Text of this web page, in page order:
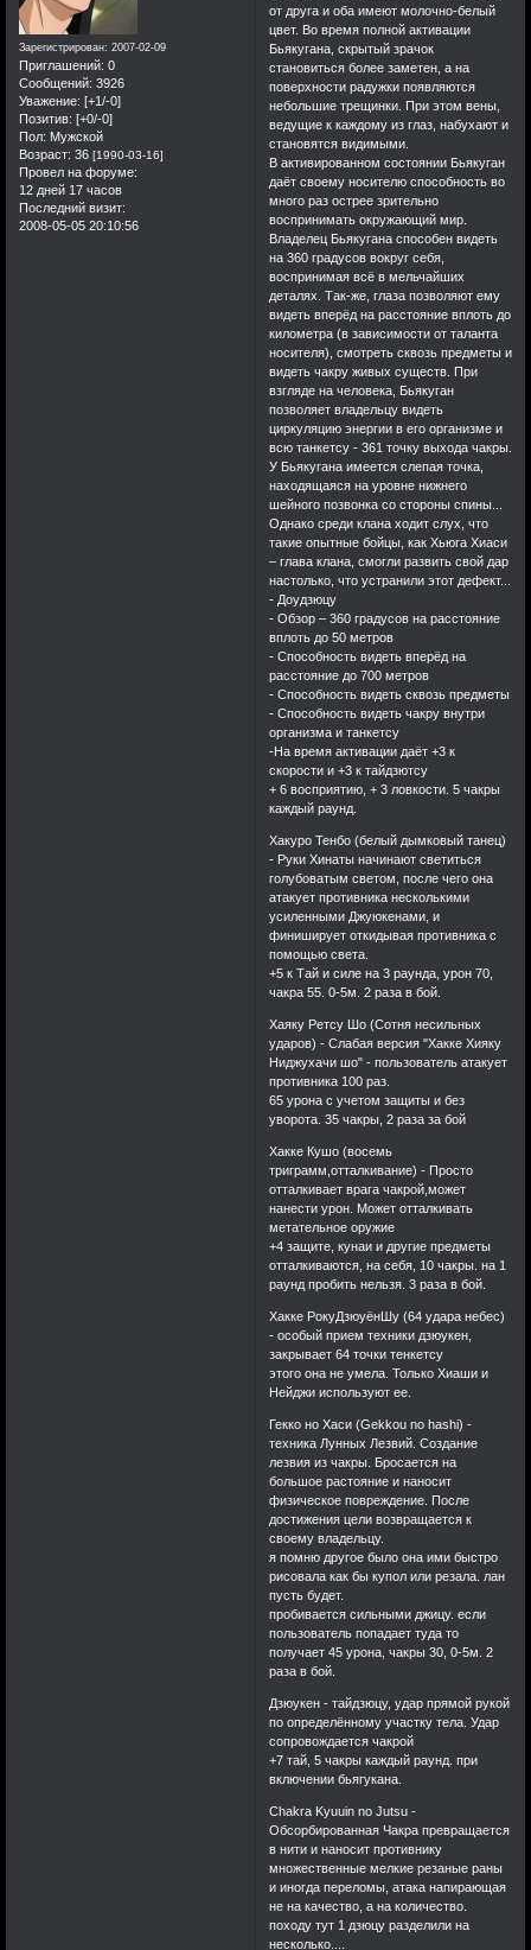
Зарегистрирован: 2007-02-09
Приглашений: 0
Сообщений: 3926
Уважение: [+1/-0]
Позитив: [+0/-0]
Пол: Мужской
Возраст: 36[1990-03-16]
Провел на форуме:
12 дней 17 часов
Последний визит:
2008-05-05 20:10:56
от друга и оба имеют молочно-белый
цвет. Во время полной активации
Бьякугана, скрытый зрачок
становиться более заметен, а на
поверхности радужки появляются
небольшие трещинки. При этом вены,
ведущие к каждому из глаз, набухают и
становятся видимыми.
В активированном состоянии Бьякуган
даёт своему носителю способность во
много раз острее зрительно
воспринимать окружающий мир.
Владелец Бьякугана способен видеть
на 360 градусов вокруг себя,
воспринимая всё в мельчайших
деталях. Так-же, глаза позволяют ему
видеть вперёд на расстояние вплоть до
километра (в зависимости от таланта
носителя), смотреть сквозь предметы и
видеть чакру живых существ. При
взгляде на человека, Бьякуган
позволяет владельцу видеть
циркуляцию энергии в его организме и
всю танкетсу - 361 точку выхода чакры.
У Бьякугана имеется слепая точка,
находящаяся на уровне нижнего
шейного позвонка со стороны спины...
Однако среди клана ходит слух, что
такие опытные бойцы, как Хьюга Хиаси
– глава клана, смогли развить свой дар
настолько, что устранили этот дефект...
- Доудзюцу
- Обзор – 360 градусов на расстояние
вплоть до 50 метров
- Способность видеть вперёд на
расстояние до 700 метров
- Способность видеть сквозь предметы
- Способность видеть чакру внутри
организма и танкетсу
-На время активации даёт +3 к
скорости и +3 к тайдзютсу
+ 6 восприятию, + 3 ловкости. 5 чакры
каждый раунд.
Хакуро Тенбо (белый дымковый танец)
- Руки Хинаты начинают светиться
голубоватым светом, после чего она
атакует противника несколькими
усиленными Джуюкенами, и
финиширует откидывая противника с
помощью света.
+5 к Тай и силе на 3 раунда, урон 70,
чакра 55. 0-5м. 2 раза в бой.
Хаяку Ретсу Шо (Сотня несильных
ударов) - Слабая версия "Хакке Хияку
Ниджухачи шо" - пользователь атакует
противника 100 раз.
65 урона с учетом защиты и без
уворота. 35 чакры, 2 раза за бой
Хакке Кушо (восемь
триграмм,отталкивание) - Просто
отталкивает врага чакрой,может
нанести урон. Может отталкивать
метательное оружие
+4 защите, кунаи и другие предметы
отталкиваются, на себя, 10 чакры. на 1
раунд пробить нельзя. 3 раза в бой.
Хакке РокуДзюуёнШу (64 удара небес)
- особый прием техники дзюукен,
закрывает 64 точки тенкетсу
этого она не умела. Только Хиаши и
Нейджи используют ее.
Гекко но Хаси (Gekkou no hashi) -
техника Лунных Лезвий. Создание
лезвия из чакры. Бросается на
большое растояние и наносит
физическое повреждение. После
достижения цели возвращается к
своему владельцу.
я помню другое было она ими быстро
рисовала как бы купол или резала. лан
пусть будет.
пробивается сильными джицу. если
пользователь попадает туда то
получает 45 урона, чакры 30, 0-5м. 2
раза в бой.
Дзюукен - тайдзюцу, удар прямой рукой
по определённому участку тела. Удар
сопровождается чакрой
+7 тай, 5 чакры каждый раунд. при
включении бьягукана.
Chakra Kyuuin no Jutsu -
Обсорбированная Чакра превращается
в нити и наносит противнику
множественные мелкие резаные раны
и иногда переломы, атака напирающая
не на качество, а на количество.
походу тут 1 дзюцу разделили на
несколько....